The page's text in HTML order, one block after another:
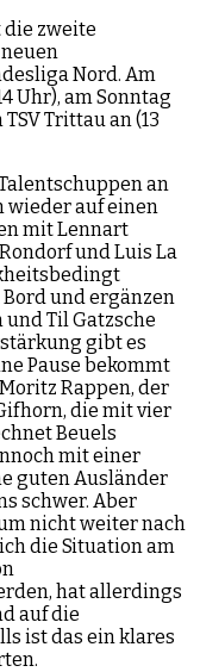
die zweite
Nord. Am
Uhr), am Sonntag
Trittau an (13
an
wieder auf einen
mit Lennart
und Luis La
und ergänzen
Til Gatzsche
gibt es
Pause bekommt
Rappen, der
die mit vier
Beuels
mit einer
guten Ausländer
schwer. Aber
nicht weiter nach
die Situation am
hat allerdings
auf die
ist das ein klares